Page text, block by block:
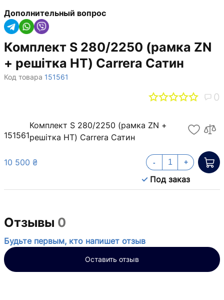
Дополнительный вопрос
Комплект S 280/2250 (рамка ZN
+ решітка НТ) Carrera Сатин
Код товара 151561
0
151561
Комплект S 280/2250 (рамка ZN +
решітка НТ) Carrera Сатин
10 500 ₴
Под заказ
- +
Отзывы 0
Будьте первым, кто напишет отзыв
Оставить отзыв